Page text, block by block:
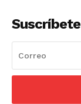
Suscríbete